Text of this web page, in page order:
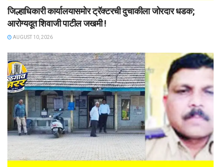
जिल्हाधिकारी कार्यालयासमोर ट्रॅक्टरची दुचाकीला जोरदार धडक;
आरोग्यदूत शिवाजी पाटील जखमी !
AUGUST 10, 2026